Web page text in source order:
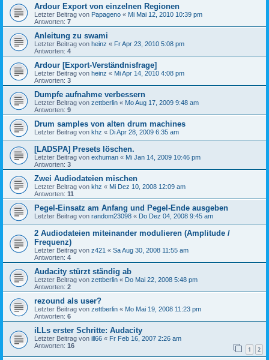
Ardour Export von einzelnen Regionen
Letzter Beitrag von Papageno « Mi Mai 12, 2010 10:39 pm
Antworten: 7
Anleitung zu swami
Letzter Beitrag von heinz « Fr Apr 23, 2010 5:08 pm
Antworten: 4
Ardour [Export-Verständnisfrage]
Letzter Beitrag von heinz « Mi Apr 14, 2010 4:08 pm
Antworten: 3
Dumpfe aufnahme verbessern
Letzter Beitrag von zettberlin « Mo Aug 17, 2009 9:48 am
Antworten: 9
Drum samples von alten drum machines
Letzter Beitrag von khz « Di Apr 28, 2009 6:35 am
[LADSPA] Presets löschen.
Letzter Beitrag von exhuman « Mi Jan 14, 2009 10:46 pm
Antworten: 3
Zwei Audiodateien mischen
Letzter Beitrag von khz « Mi Dez 10, 2008 12:09 am
Antworten: 11
Pegel-Einsatz am Anfang und Pegel-Ende ausgeben
Letzter Beitrag von random23098 « Do Dez 04, 2008 9:45 am
2 Audiodateien miteinander modulieren (Amplitude /
Frequenz)
Letzter Beitrag von z421 « Sa Aug 30, 2008 11:55 am
Antworten: 4
Audacity stürzt ständig ab
Letzter Beitrag von zettberlin « Do Mai 22, 2008 5:48 pm
Antworten: 2
rezound als user?
Letzter Beitrag von zettberlin « Mo Mai 19, 2008 11:23 pm
Antworten: 6
iLLs erster Schritte: Audacity
Letzter Beitrag von ill66 « Fr Feb 16, 2007 2:26 am
Antworten: 16 1 2